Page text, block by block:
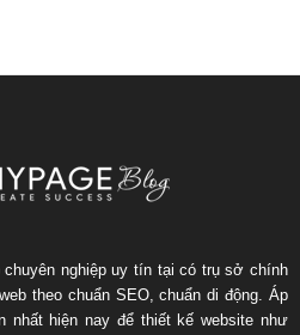
nghiệp uy tín tại có trụ sở chính
theo chuẩn SEO, chuẩn di động. Áp
nhất hiện nay để thiết kế website như